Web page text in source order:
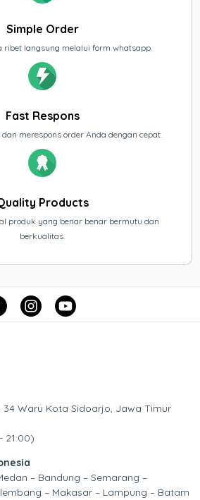
Simple Order
ribet langsung melalui form whatsapp.
Fast Respons
merespons order Anda dengan cepat.
Products
produk yang benar benar bermutu dan
berkualitas.
34 Waru Kota Sidoarjo, Jawa Timur
21:00)
– Bandung – Semarang –
– Makasar – Lampung – Batam